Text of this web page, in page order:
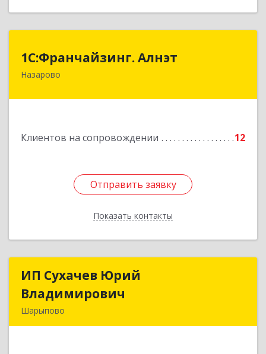
1С:Франчайзинг. Алнэт
Назарово
Клиентов на сопровождении 12
Отправить заявку
Показать контакты
1С:Франчайзинг. Алнэт
662200, Красноярский край, Назарово г,
Отправить заявку
Назад
ИП Сухачев Юрий
Владимирович
Шарыпово
ИП Сухачев Юрий